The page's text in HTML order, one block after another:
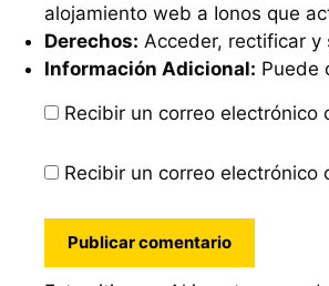
alojamiento web a Ionos que
Derechos: Acceder, rectificar y
Información Adicional: Puede
Recibir un correo
Recibir un correo electrónico